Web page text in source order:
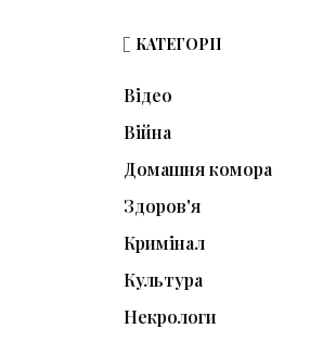
КАТЕГОРІЇ
Відео
Війна
Домашня комора
Здоров'я
Кримінал
Культура
Некрологи